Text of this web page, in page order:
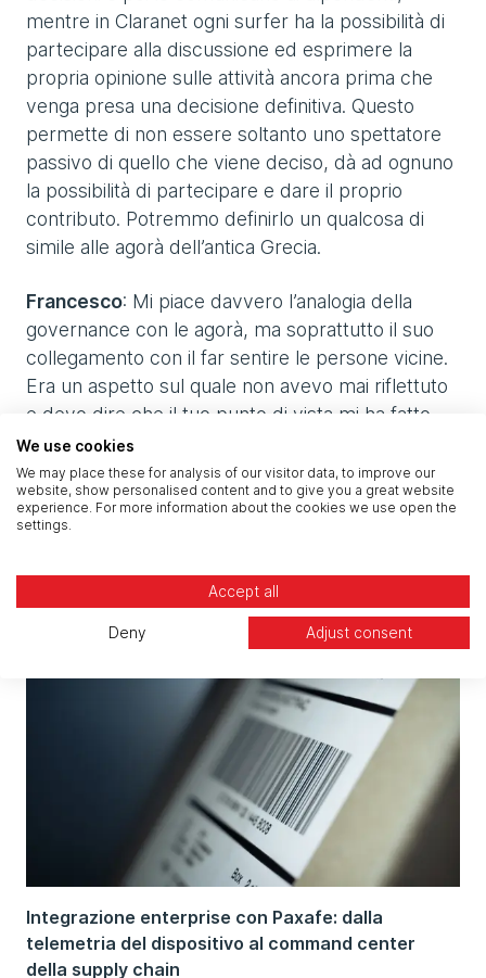
mentre in Claranet ogni surfer ha la possibilità di
partecipare alla discussione ed esprimere la
propria opinione sulle attività ancora prima che
venga presa una decisione definitiva. Questo
permette di non essere soltanto uno spettatore
passivo di quello che viene deciso, dà ad ognuno
la possibilità di partecipare e dare il proprio
contributo. Potremmo definirlo un qualcosa di
simile alle agorà dell’antica Grecia.
Francesco: Mi piace davvero l’analogia della
governance con le agorà, ma soprattutto il suo
collegamento con il far sentire le persone vicine.
Era un aspetto sul quale non avevo mai riflettuto
e devo dire che il tuo punto di vista mi ha fatto
scattare un clic! Ti ringrazio molto di questo
“caffè” preso insieme a me.
Luca: Grazie mille a te, Francesco! Al prossimo
Latest articles
Integrazione enterprise con Paxafe: dalla
telemetria del dispositivo al command center
della supply chain
We use cookies
We may place these for analysis of our visitor data, to improve our
website, show personalised content and to give you a great website
experience. For more information about the cookies we use open the
settings.
Accept all
Deny Adjust consent